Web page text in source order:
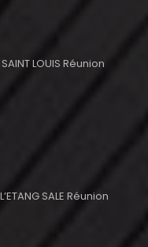
LOUIS Réunion
SALE Réunion